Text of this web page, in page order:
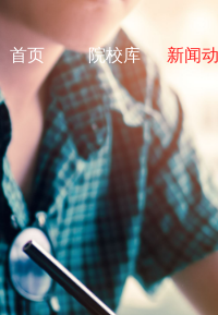
首页 院校库 新闻